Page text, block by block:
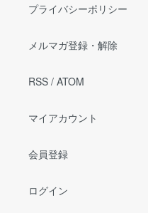
プライバシーポリシー
メルマガ登録・解除
RSS / ATOM
マイアカウント
会員登録
ログイン